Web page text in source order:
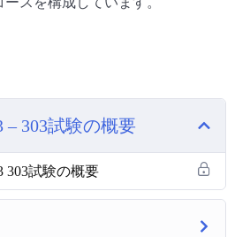
– 303試験の概要
303試験の概要